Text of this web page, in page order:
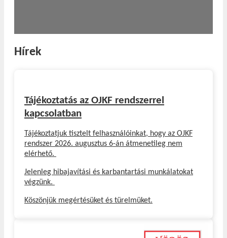
Hírek
Tájékoztatás az OJKF rendszerrel
kapcsolatban
Tájékoztatjuk tisztelt felhasználóinkat, hogy az OJKF
rendszer 2026. augusztus 6-án átmenetileg nem
elérhető.
Jelenleg hibajavítási és karbantartási munkálatokat
végzünk.
Köszönjük megértésüket és türelmüket.